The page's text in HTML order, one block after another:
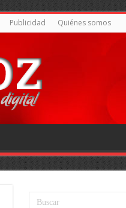
Publicidad Quiénes somos